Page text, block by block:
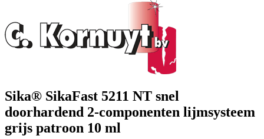
Sika® SikaFast 5211 NT snel
doorhardend 2-componenten lijmsysteem
grijs patroon 10 ml